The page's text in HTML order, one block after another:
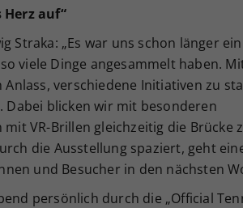
auf“
Straka: „Es war uns schon länger
viele Dinge angesammelt haben.
verschiedene Initiativen zu
Dabei blicken wir mit besonderen
VR-Brillen gleichzeitig die Brücke
die Ausstellung spaziert, geht
und Besucher in den nächsten
persönlich durch die „Official